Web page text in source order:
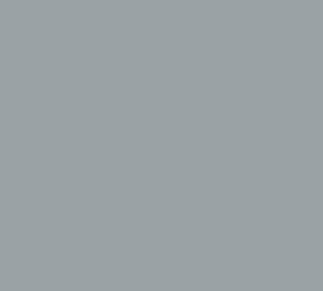
natürliche oder juristische
oder andere Stelle,
Daten offengelegt werden,
ob es sich bei ihr um einen
nicht. Behörden, die im
Untersuchungsauftrags
oder dem Recht der
möglicherweise
Daten erhalten, gelten jedoch